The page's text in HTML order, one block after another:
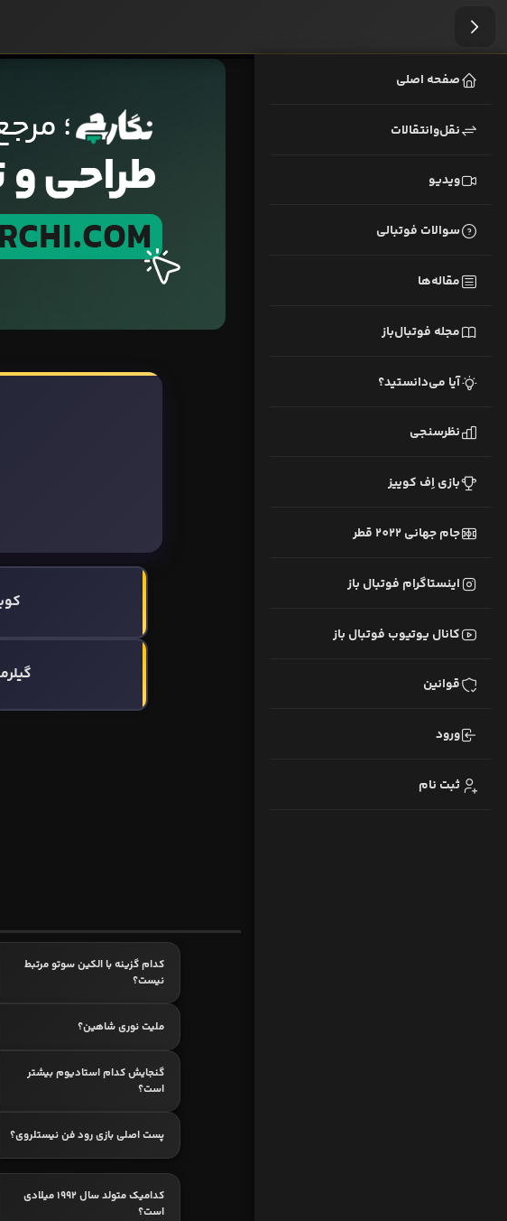
صفحه اصلی
نقل‌وانتقالات
ویدیو
سوالات فوتبالی
مقاله‌ها
مجله فوتبال‌باز
آیا می‌دانستید؟
نظرسنجی
بازی اِف کوییز
جام جهانی 2022 قطر
اینستاگرام فوتبال باز
کانال یوتیوب فوتبال باز
قوانین
ورود
ثبت نام
کدام گزینه با الکین سوتو مرتبط
نیست؟
ملیت نوری شاهین؟
گنجایش کدام استادیوم بیشتر
است؟
پست اصلی بازی رود فن نیستلروی؟
کدامیک متولد سال 1992 میلادی
است؟